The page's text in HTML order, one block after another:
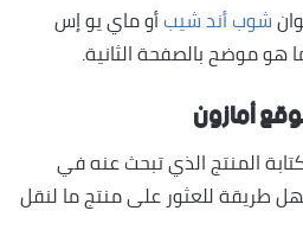
شوب أند شيبأو ماي يو إس
هو موضح بالصفحة الثانية.
أمازون
المنتج الذي تبحث عنه في
طريقة للعثور على منتج ما لنقل